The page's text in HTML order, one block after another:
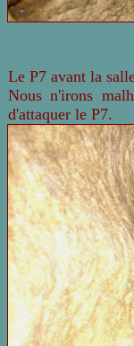
Le P7 avant la
Nous n'irons
d'attaquer le P7.